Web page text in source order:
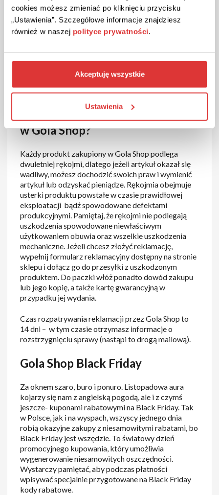
cookies możesz zmieniać po kliknięciu przycisku
„Ustawienia”. Szczegółowe informacje znajdziesz
również w naszej polityce prywatności.
Akceptuję wszystkie
Ustawienia
internecie lub po zalogowaniu się na Twoje konto
klienta https://golashop.pl/signin.php. Wystarczy, że
podasz Twoje dane, a także szczegóły dotyczące
zwracanego produktu (nazwa, ilość, data zakupu), a
Potrzebujesz pomocy w odstąpieniu od umowy?
Skontaktuj się z Gola Shop, a specjaliści pomogą Ci w
dokonaniu zwrotu.
W jaki sposób zgłosić reklamację
w Gola Shop?
Każdy produkt zakupiony w Gola Shop podlega
dwuletniej rękojmi, dlatego jeżeli artykuł okazał się
wadliwy, możesz dochodzić swoich praw i wymienić
artykuł lub odzyskać pieniądze. Rękojmia obejmuje
usterki produktu powstałe w czasie prawidłowej
eksploatacji bądź spowodowane defektami
produkcyjnymi. Pamiętaj, że rękojmi nie podlegają
uszkodzenia spowodowane niewłaściwym
użytkowaniem obuwia oraz wszelkie uszkodzenia
mechaniczne. Jeżeli chcesz złożyć reklamację,
wypełnij formularz reklamacyjny dostępny na stronie
sklepu i dołącz go do przesyłki z uszkodzonym
produktem. Do paczki włóż ponadto dowód zakupu
lub jego kopię, a także kartę gwarancyjną w
przypadku jej wydania.
Czas rozpatrywania reklamacji przez Gola Shop to
14 dni – w tym czasie otrzymasz informacje o
rozstrzygnięciu sprawy (nastąpi to drogą mailową).
Gola Shop Black Friday
Za oknem szaro, buro i ponuro. Listopadowa aura
kojarzy się nam z angielską pogodą, ale i z czymś
jeszcze- kuponami rabatowymi na Black Friday. Tak
w Polsce, jak i na wyspach, wszyscy jednego dnia
robią okazyjne zakupy z niesamowitymi rabatami, bo
Black Friday jest wszędzie. To światowy dzień
promocyjnego kupowania, który umożliwia
wygenerowanie niesamowitych oszczędności.
Wystarczy pamiętać, aby podczas płatności
wpisywać specjalnie przygotowane na Black Friday
kody rabatowe.